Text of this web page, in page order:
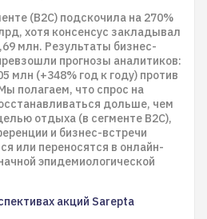
(B2C) подскочила на 270%
хотя консенсус закладывал
млн. Результаты бизнес-
прогнозы аналитиков:
млн (+348% год к году) против
полагаем, что спрос на
дольше, чем
отдыха (в сегменте B2C),
и бизнес-встречи
или переносятся в онлайн-
эпидемиологической
акций Sarepta